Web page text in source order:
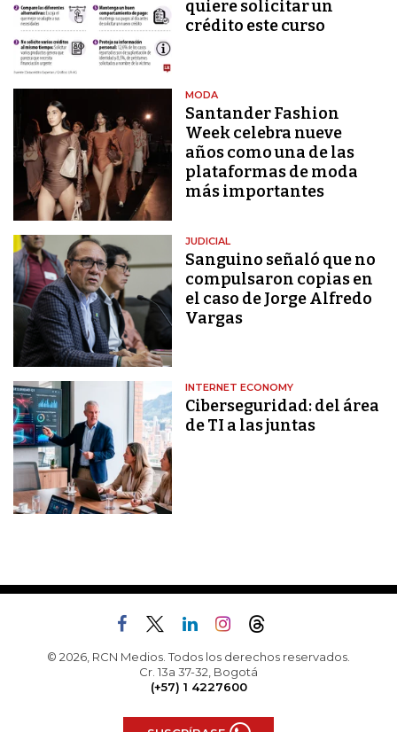
quiere solicitar un
crédito este curso
MODA
Santander Fashion
Week celebra nueve
años como una de las
plataformas de moda
más importantes
JUDICIAL
Sanguino señaló que no
compulsaron copias en
el caso de Jorge Alfredo
Vargas
INTERNET ECONOMY
Ciberseguridad: del área
de TI a las juntas
© 2026, RCN Medios. Todos los derechos reservados.
Cr. 13a 37-32, Bogotá
(+57) 1 4227600